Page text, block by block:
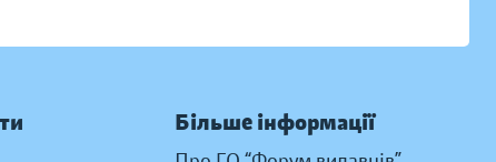
Більше інформації